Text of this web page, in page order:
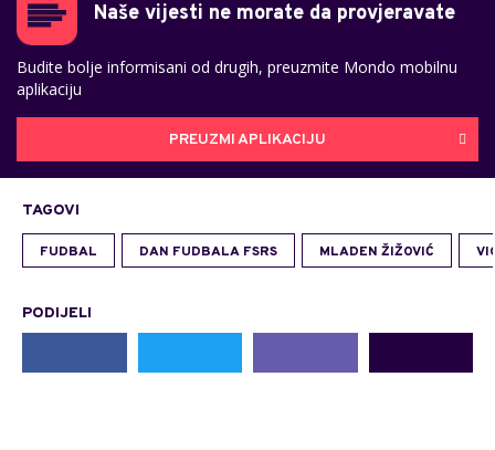
Naše vijesti ne morate da provjeravate
Budite bolje informisani od drugih, preuzmite Mondo mobilnu
aplikaciju
PREUZMI APLIKACIJU
TAGOVI
FUDBAL DAN FUDBALA FSRS MLADEN ŽIŽOVIĆ
PODIJELI